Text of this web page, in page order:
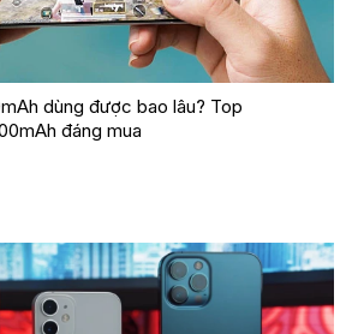
dùng được bao lâu? Top
đáng mua